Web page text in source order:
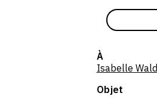
À
Isabelle
Objet